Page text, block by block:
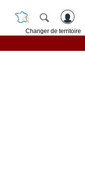
Changer de territoire